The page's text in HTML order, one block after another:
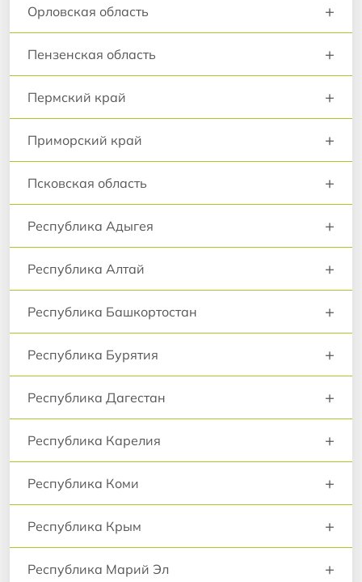
Орловская область +
Пензенская область +
Пермский край +
Приморский край +
Псковская область +
Республика Адыгея +
Республика Алтай +
Республика Башкортостан +
Республика Бурятия +
Республика Дагестан +
Республика Карелия +
Республика Коми +
Республика Крым +
Республика Марий Эл +